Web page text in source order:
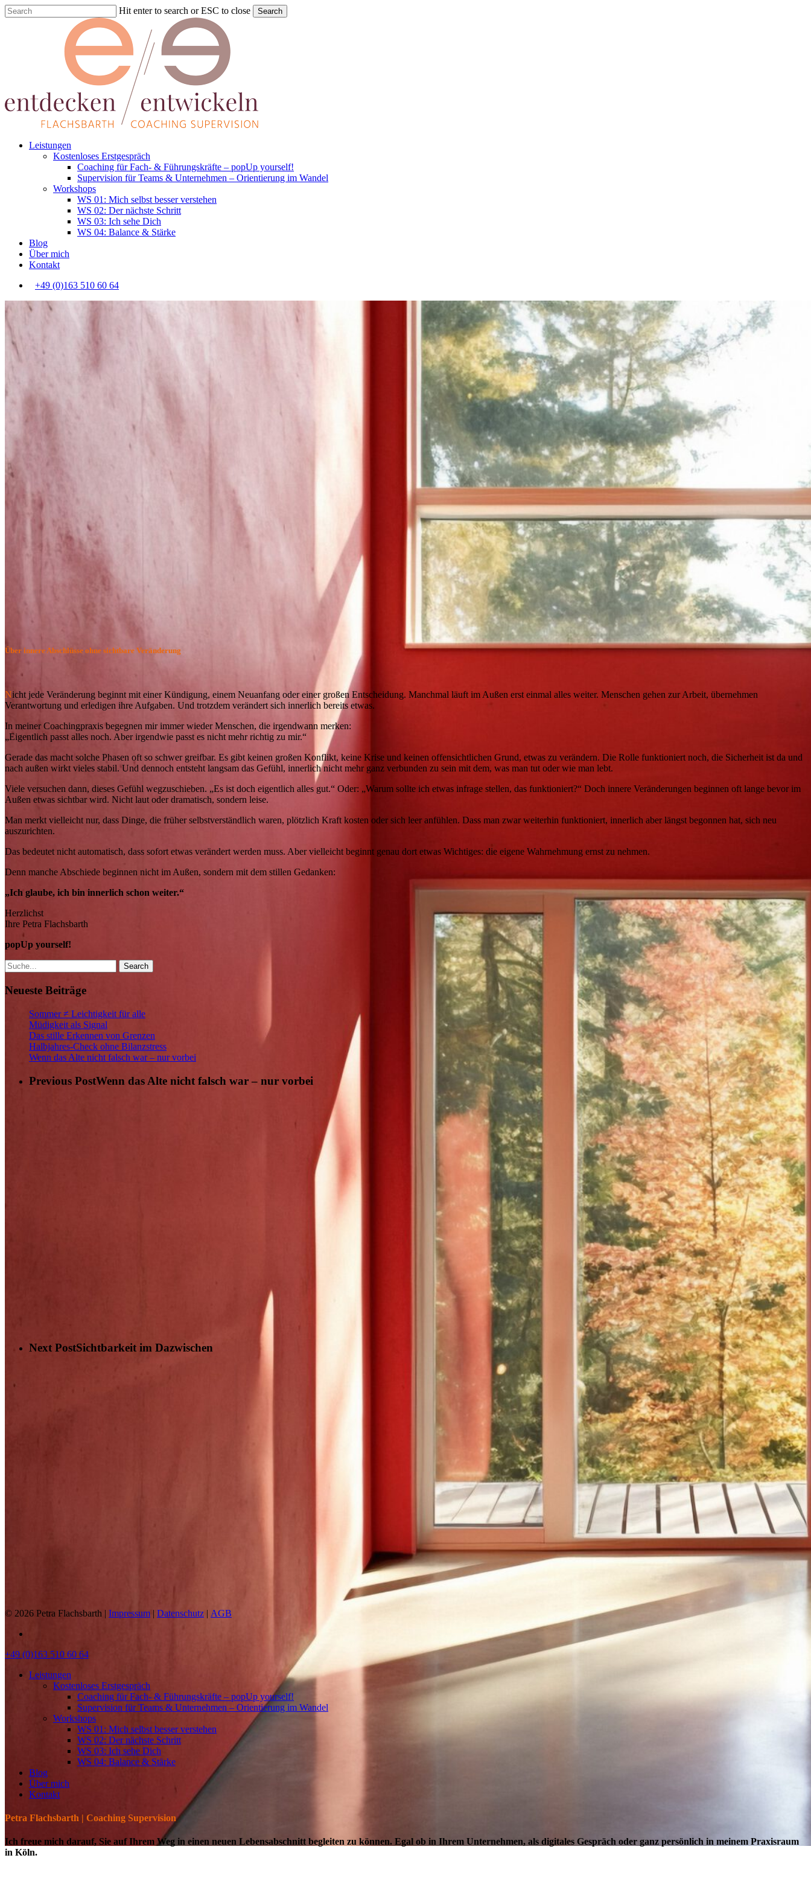
Skip
to
Hit enter to search or ESC to close Search
Menu
Leistungen
Kostenloses Erstgespräch
Coaching für Fach- & Führungskräfte – popUp yourself!
Supervision für Teams & Unternehmen – Orientierung im Wandel
Workshops
WS 01: Mich selbst besser verstehen
WS 02: Der nächste Schritt
WS 03: Ich sehe Dich
WS 04: Balance & Stärke
Blog
Über mich
Kontakt
+49 (0)163 510 60 64
Über innere Abschlüsse ohne sichtbare Veränderung
Nicht jede Veränderung beginnt mit einer Kündigung, einem Neuanfang oder einer großen Entscheidung. Manchmal läuft im Außen erst einmal alles weiter. Menschen gehen zur Arbeit, übernehmen
Verantwortung und erledigen ihre Aufgaben. Und trotzdem verändert sich innerlich bereits etwas.
In meiner Coachingpraxis begegnen mir immer wieder Menschen, die irgendwann merken:
„Eigentlich passt alles noch. Aber irgendwie passt es nicht mehr richtig zu mir.“
Gerade das macht solche Phasen oft so schwer greifbar. Es gibt keinen großen Konflikt, keine Krise und keinen offensichtlichen Grund, etwas zu verändern. Die Rolle funktioniert noch, die Sicherheit ist da und
nach außen wirkt vieles stabil. Und dennoch entsteht langsam das Gefühl, innerlich nicht mehr ganz verbunden zu sein mit dem, was man tut oder wie man lebt.
Viele versuchen dann, dieses Gefühl wegzuschieben. „Es ist doch eigentlich alles gut.“ Oder: „Warum sollte ich etwas infrage stellen, das funktioniert?“ Doch innere Veränderungen beginnen oft lange bevor im
Außen etwas sichtbar wird. Nicht laut oder dramatisch, sondern leise.
Man merkt vielleicht nur, dass Dinge, die früher selbstverständlich waren, plötzlich Kraft kosten oder sich leer anfühlen. Dass man zwar weiterhin funktioniert, innerlich aber längst begonnen hat, sich neu
auszurichten.
Das bedeutet nicht automatisch, dass sofort etwas verändert werden muss. Aber vielleicht beginnt genau dort etwas Wichtiges: die eigene Wahrnehmung ernst zu nehmen.
Denn manche Abschiede beginnen nicht im Außen, sondern mit dem stillen Gedanken:
„Ich glaube, ich bin innerlich schon weiter.“
Herzlichst
Ihre Petra Flachsbarth
popUp yourself!
Search
Neueste Beiträge
Sommer ≠ Leichtigkeit für alle
Müdigkeit als Signal
Das stille Erkennen von Grenzen
Halbjahres-Check ohne Bilanzstress
Wenn das Alte nicht falsch war – nur vorbei
Previous PostWenn das Alte nicht falsch war – nur vorbei
Next PostSichtbarkeit im Dazwischen
© 2026 Petra Flachsbarth | Impressum | Datenschutz | AGB
Close
+49 (0)163 510 60 64
Leistungen
Kostenloses Erstgespräch
Coaching für Fach- & Führungskräfte – popUp yourself!
Supervision für Teams & Unternehmen – Orientierung im Wandel
Workshops
WS 01: Mich selbst besser verstehen
WS 02: Der nächste Schritt
WS 03: Ich sehe Dich
WS 04: Balance & Stärke
Blog
Über mich
Kontakt
Petra Flachsbarth | Coaching Supervision
Ich freue mich darauf, Sie auf Ihrem Weg in einen neuen Lebensabschnitt begleiten zu können. Egal ob in Ihrem Unternehmen, als digitales Gespräch oder ganz persönlich in meinem Praxisraum
in Köln.